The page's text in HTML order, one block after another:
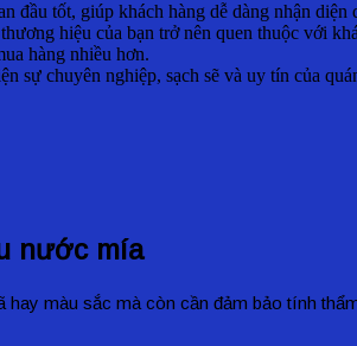
đầu tốt, giúp khách hàng dễ dàng nhận diện
hiệu của bạn trở nên quen thuộc với
hàng nhiều hơn.
sự chuyên nghiệp, sạch sẽ và uy tín của
nước mía
màu sắc mà còn cần đảm bảo tính